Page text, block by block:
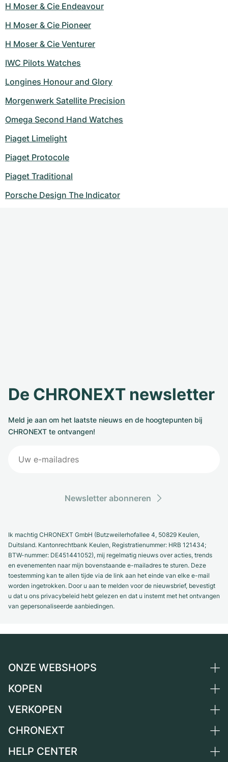
H Moser & Cie Endeavour
H Moser & Cie Pioneer
H Moser & Cie Venturer
IWC Pilots Watches
Longines Honour and Glory
Morgenwerk Satellite Precision
Omega Second Hand Watches
Piaget Limelight
Piaget Protocole
Piaget Traditional
Porsche Design The Indicator
De CHRONEXT newsletter
Meld je aan om het laatste nieuws en de hoogtepunten bij
CHRONEXT te ontvangen!
Newsletter abonneren
Ik machtig CHRONEXT GmbH (Butzweilerhofallee 4, 50829 Keulen,
Duitsland. Kantonrechtbank Keulen, Registratienummer: HRB 121434;
BTW-nummer: DE451441052), mij regelmatig nieuws over acties, trends
en evenementen naar mijn bovenstaande e-mailadres te sturen. Deze
toestemming kan te allen tijde via de link aan het einde van elke e-mail
worden ingetrokken. Door u aan te melden voor de nieuwsbrief, bevestigt
u dat u ons privacybeleid hebt gelezen en dat u instemt met het ontvangen
van gepersonaliseerde aanbiedingen.
ONZE WEBSHOPS
Duitsland
Zwitserland
Frankrijk
KOPEN
Alle luxe horloges
Independent Brands
VERKOPEN
Horloge verkopen
CHRONEXT
Over ons
HELP CENTER